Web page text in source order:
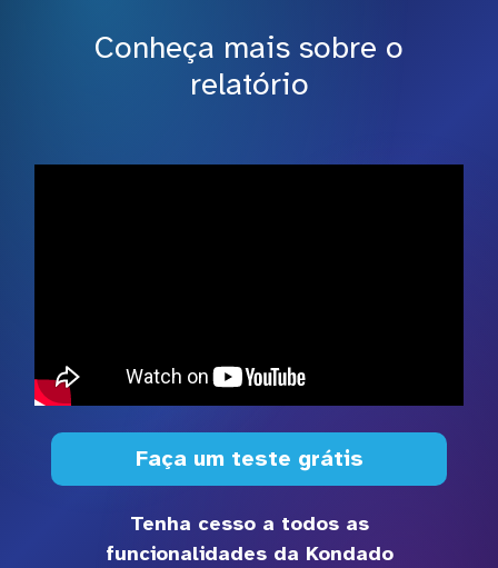
Conheça mais sobre o
relatório
Faça um teste grátis
Tenha cesso a todos as
funcionalidades da Kondado